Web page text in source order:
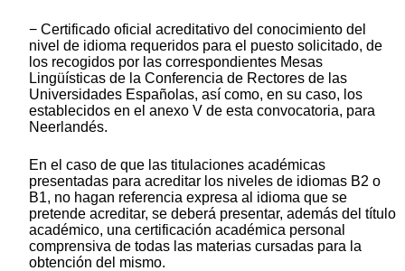
− Certificado oficial acreditativo del conocimiento del
nivel de idioma requeridos para el puesto solicitado, de
los recogidos por las correspondientes Mesas
Lingüísticas de la Conferencia de Rectores de las
Universidades Españolas, así como, en su caso, los
establecidos en el anexo V de esta convocatoria, para
Neerlandés.
En el caso de que las titulaciones académicas
presentadas para acreditar los niveles de idiomas B2 o
B1, no hagan referencia expresa al idioma que se
pretende acreditar, se deberá presentar, además del título
académico, una certificación académica personal
comprensiva de todas las materias cursadas para la
obtención del mismo.